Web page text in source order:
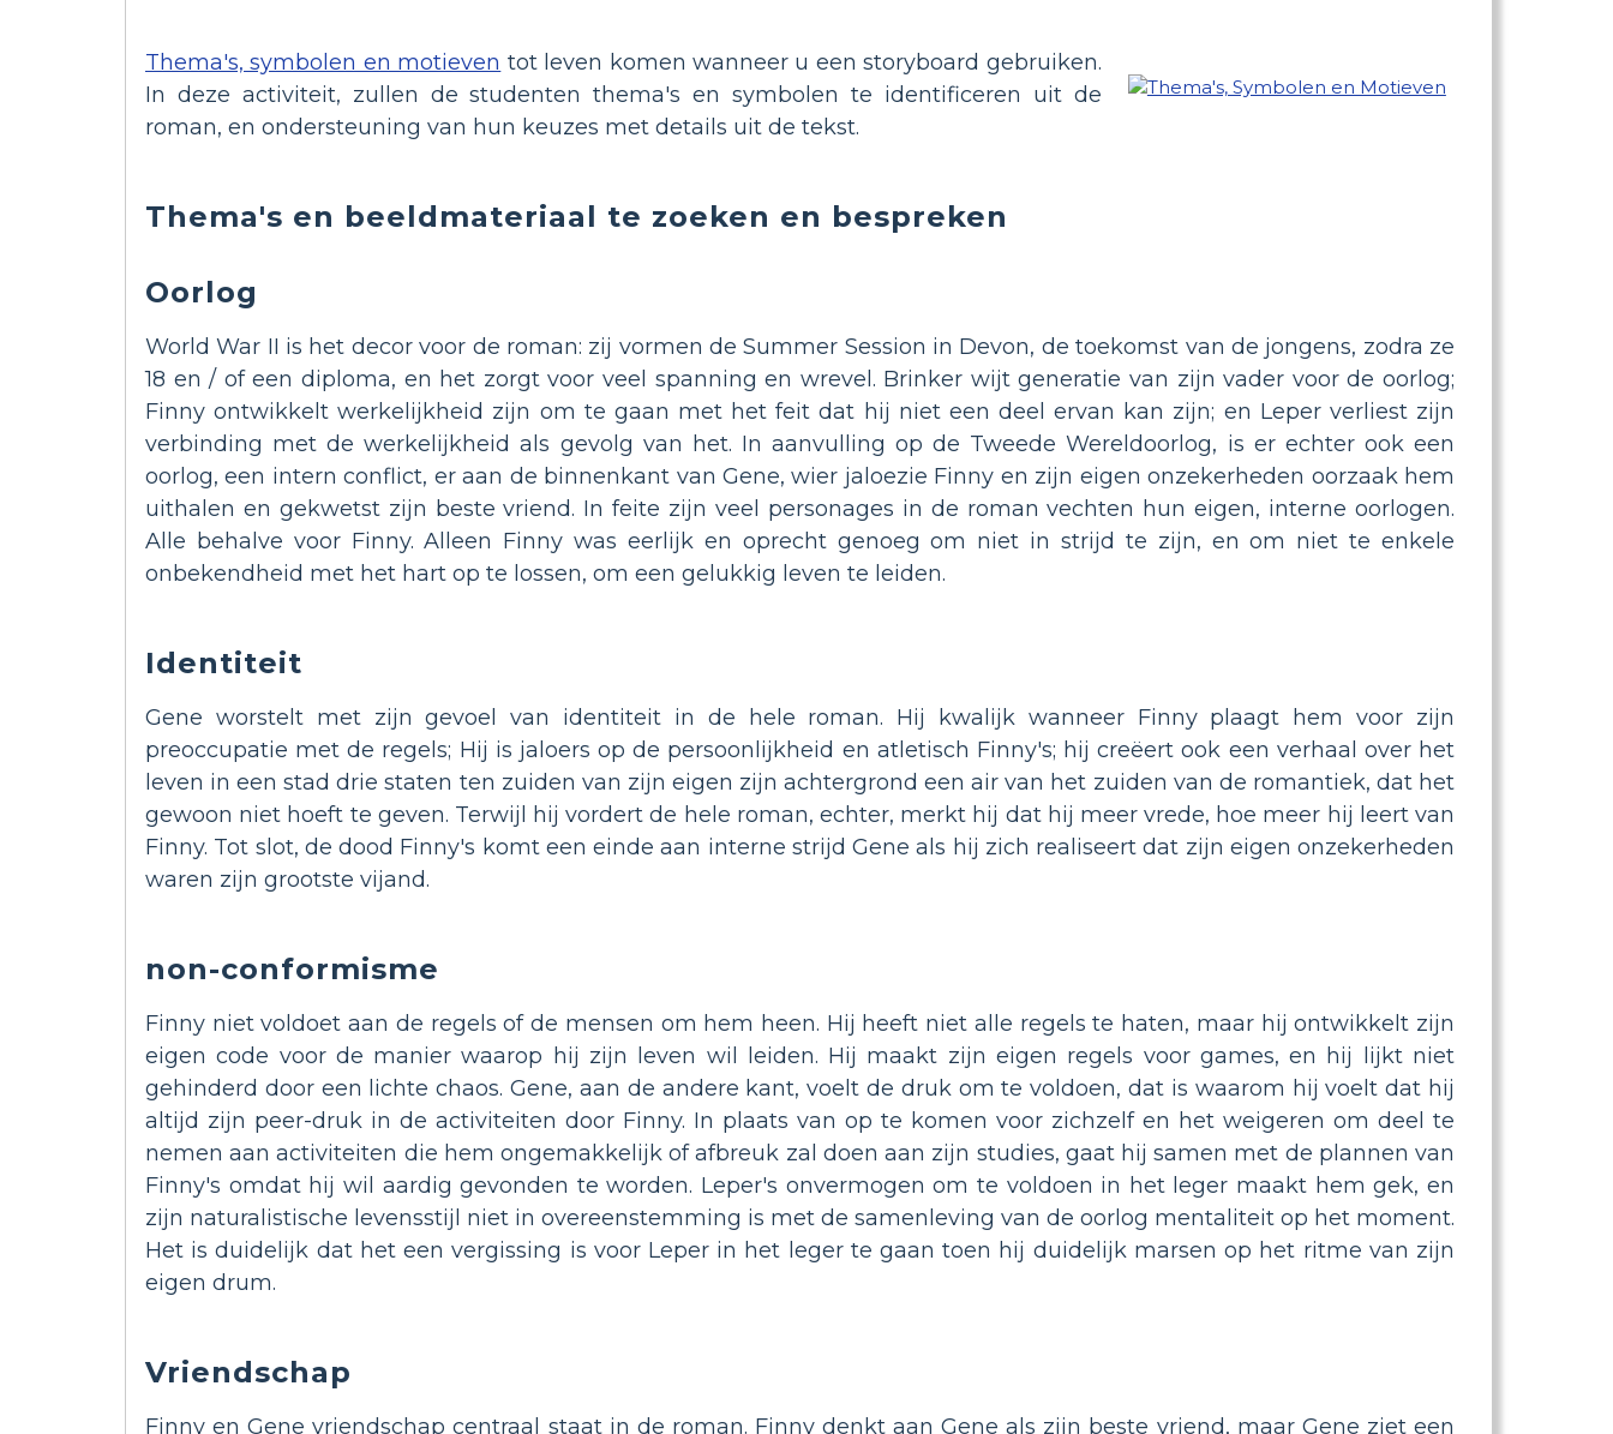
Thema's, symbolen en motieven tot leven komen wanneer u een storyboard gebruiken.
In deze activiteit, zullen de studenten thema's en symbolen te identificeren uit de
roman, en ondersteuning van hun keuzes met details uit de tekst.
Thema's en beeldmateriaal te zoeken en bespreken
Oorlog
World War II is het decor voor de roman: zij vormen de Summer Session in Devon, de toekomst van de jongens, zodra ze
18 en / of een diploma, en het zorgt voor veel spanning en wrevel. Brinker wijt generatie van zijn vader voor de oorlog;
Finny ontwikkelt werkelijkheid zijn om te gaan met het feit dat hij niet een deel ervan kan zijn; en Leper verliest zijn
verbinding met de werkelijkheid als gevolg van het. In aanvulling op de Tweede Wereldoorlog, is er echter ook een
oorlog, een intern conflict, er aan de binnenkant van Gene, wier jaloezie Finny en zijn eigen onzekerheden oorzaak hem
uithalen en gekwetst zijn beste vriend. In feite zijn veel personages in de roman vechten hun eigen, interne oorlogen.
Alle behalve voor Finny. Alleen Finny was eerlijk en oprecht genoeg om niet in strijd te zijn, en om niet te enkele
onbekendheid met het hart op te lossen, om een ​​gelukkig leven te leiden.
Identiteit
Gene worstelt met zijn gevoel van identiteit in de hele roman. Hij kwalijk wanneer Finny plaagt hem voor zijn
preoccupatie met de regels; Hij is jaloers op de persoonlijkheid en atletisch Finny's; hij creëert ook een verhaal over het
leven in een stad drie staten ten zuiden van zijn eigen zijn achtergrond een air van het zuiden van de romantiek, dat het
gewoon niet hoeft te geven. Terwijl hij vordert de hele roman, echter, merkt hij dat hij meer vrede, hoe meer hij leert van
Finny. Tot slot, de dood Finny's komt een einde aan interne strijd Gene als hij zich realiseert dat zijn eigen onzekerheden
waren zijn grootste vijand.
non-conformisme
Finny niet voldoet aan de regels of de mensen om hem heen. Hij heeft niet alle regels te haten, maar hij ontwikkelt zijn
eigen code voor de manier waarop hij zijn leven wil leiden. Hij maakt zijn eigen regels voor games, en hij lijkt niet
gehinderd door een lichte chaos. Gene, aan de andere kant, voelt de druk om te voldoen, dat is waarom hij voelt dat hij
altijd zijn peer-druk in de activiteiten door Finny. In plaats van op te komen voor zichzelf en het weigeren om deel te
nemen aan activiteiten die hem ongemakkelijk of afbreuk zal doen aan zijn studies, gaat hij samen met de plannen van
Finny's omdat hij wil aardig gevonden te worden. Leper's onvermogen om te voldoen in het leger maakt hem gek, en
zijn naturalistische levensstijl niet in overeenstemming is met de samenleving van de oorlog mentaliteit op het moment.
Het is duidelijk dat het een vergissing is voor Leper in het leger te gaan toen hij duidelijk marsen op het ritme van zijn
eigen drum.
Vriendschap
Finny en Gene vriendschap centraal staat in de roman. Finny denkt aan Gene als zijn beste vriend, maar Gene ziet een